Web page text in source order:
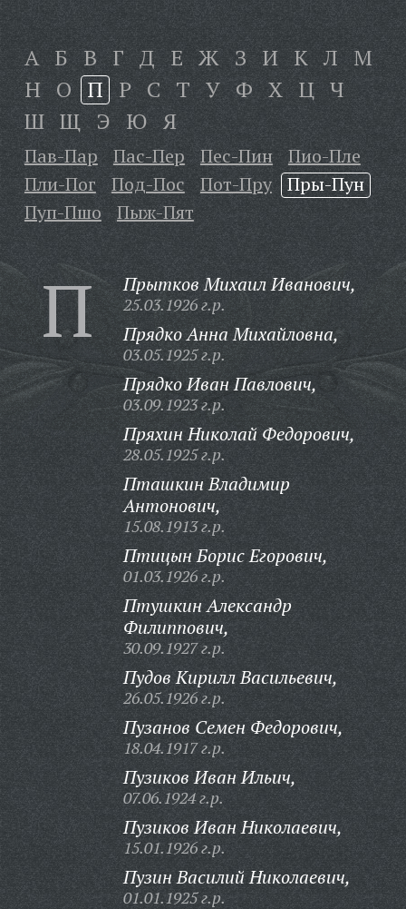
А Б В Г Д Е Ж З И К Л М
Н О П Р С Т У Ф Х Ц Ч
Ш Щ Э Ю Я
Пав-Пар Пас-Пер Пес-Пин
Пио-Пле
Пли-Пог
Под-Пос Пот-Пру
Пры-Пун
Пуп-Пшо
Пыж-Пят
П Прытков Михаил Иванович,
25.03.1926 г.р.
Прядко Анна Михайловна,
03.05.1925 г.р.
Прядко Иван Павлович,
03.09.1923 г.р.
Пряхин Николай Федорович,
28.05.1925 г.р.
Пташкин Владимир
Антонович,
15.08.1913 г.р.
Птицын Борис Егорович,
01.03.1926 г.р.
Птушкин Александр
Филиппович,
30.09.1927 г.р.
Пудов Кирилл Васильевич,
26.05.1926 г.р.
Пузанов Семен Федорович,
18.04.1917 г.р.
Пузиков Иван Ильич,
07.06.1924 г.р.
Пузиков Иван Николаевич,
15.01.1926 г.р.
Пузин Василий Николаевич,
01.01.1925 г.р.